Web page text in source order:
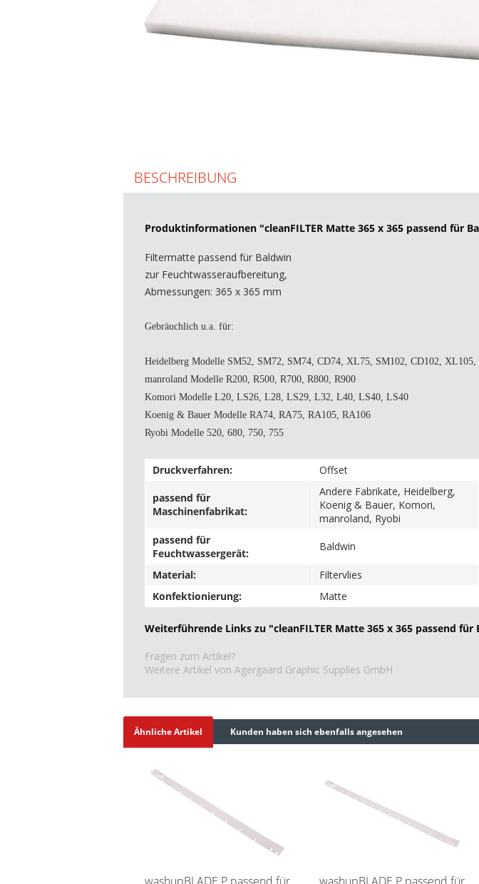
BESCHREIBUNG
Produktinformationen "cleanFILTER Matte 365 x 365 passend für
Filtermatte passend für Baldwin
zur Feuchtwasseraufbereitung,
Abmessungen: 365 x 365 mm
Gebräuchlich u.a. für:
Heidelberg Modelle SM52, SM72, SM74, CD74, XL75, SM102, CD102,
manroland Modelle R200, R500, R700, R800, R900
Komori Modelle L20, LS26, L28, LS29, L32, L40, LS40, LS40
Koenig & Bauer Modelle RA74, RA75, RA105, RA106
Ryobi Modelle 520, 680, 750, 755
Druckverfahren: Offset
passend für
Maschinenfabrikat:
Andere Fabrikate, Heidelberg,
Koenig & Bauer, Komori,
manroland, Ryobi
passend für
Feuchtwassergerät:
Baldwin
Material:
Filtervlies
Konfektionierung:
Matte
Weiterführende Links zu "cleanFILTER Matte 365 x 365 passend für
Fragen zum Artikel?
Weitere Artikel von Agergaard Graphic Supplies GmbH
Ähnliche Artikel Kunden haben sich ebenfalls angesehen